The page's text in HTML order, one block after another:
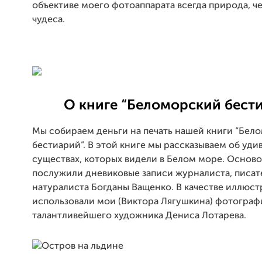
объективе моего фотоаппарата всегда природа,
чудеса.
О книге “Беломорский
Мы собираем деньги на печать нашей книги
бестиарий”. В этой книге мы рассказываем об
существах, которых видели в Белом море.
послужили дневиковые записи журналиста,
натуралиста Богданы Ващенко. В качестве
использовали мои (Виктора Лягушкина)
талантливейшего художника Дениса Лотарева.